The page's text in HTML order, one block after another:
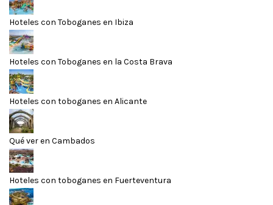
Hoteles con Toboganes en Ibiza
Hoteles con Toboganes en la Costa Brava
Hoteles con toboganes en Alicante
Qué ver en Cambados
Hoteles con toboganes en Fuerteventura